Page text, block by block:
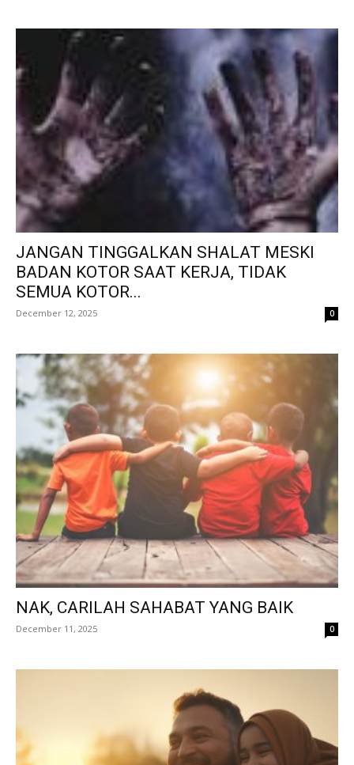
JANGAN TINGGALKAN SHALAT MESKI
BADAN KOTOR SAAT KERJA, TIDAK
SEMUA KOTOR...
December 12, 2025 0
NAK, CARILAH SAHABAT YANG BAIK
December 11, 2025 0